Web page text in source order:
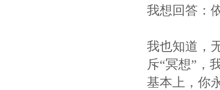
我想回答：
我也知道，
斥“冥想”，
基本上，你